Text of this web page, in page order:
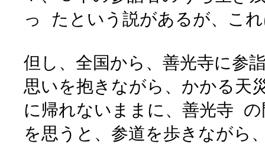
っ たという説があるが、こ
但し、全国から、善光寺に参
思いを抱きながら、かかる天
に帰れないままに、善光寺
を思うと、参道を歩きながら